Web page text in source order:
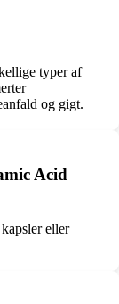
typer af
og gigt.
Acid
eller